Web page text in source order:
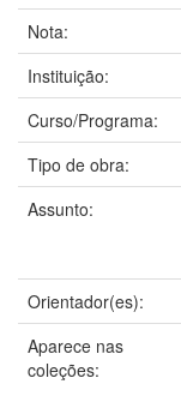
Nota:
Instituição:
Curso/Programa:
Tipo de obra:
Assunto:
Orientador(es):
Aparece nas
coleções: